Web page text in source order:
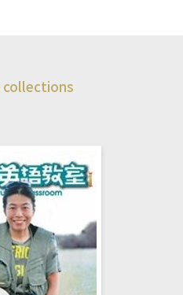
collections